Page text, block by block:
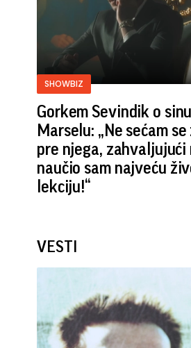
SHOWBIZ
Gorkem Sevindik o sinu
Marselu: „Ne sećam
pre njega, zahvaljujući
naučio sam najveću
lekciju!“
VESTI